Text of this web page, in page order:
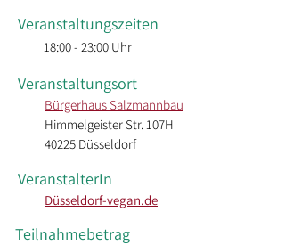
Veranstaltungszeiten
18:00 - 23:00 Uhr
Veranstaltungsort
Bürgerhaus Salzmannbau
Himmelgeister Str. 107H
40225 Düsseldorf
VeranstalterIn
Düsseldorf-vegan.de
Teilnahmebetrag